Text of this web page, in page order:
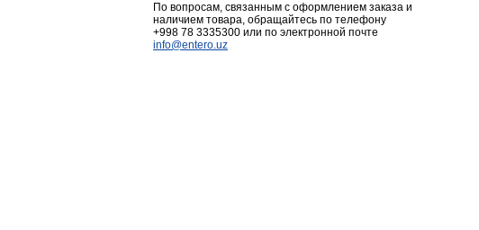
По вопросам, связанным с оформлением заказа и
наличием товара, обращайтесь по телефону
+998 78 3335300 или по электронной почте
info@entero.uz